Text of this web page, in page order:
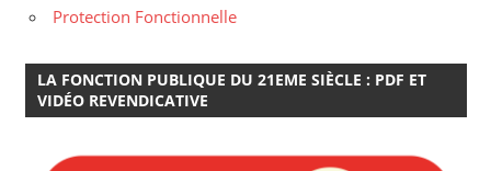
Protection Fonctionnelle
LA FONCTION PUBLIQUE DU 21EME SIÈCLE : PDF ET
VIDÉO REVENDICATIVE